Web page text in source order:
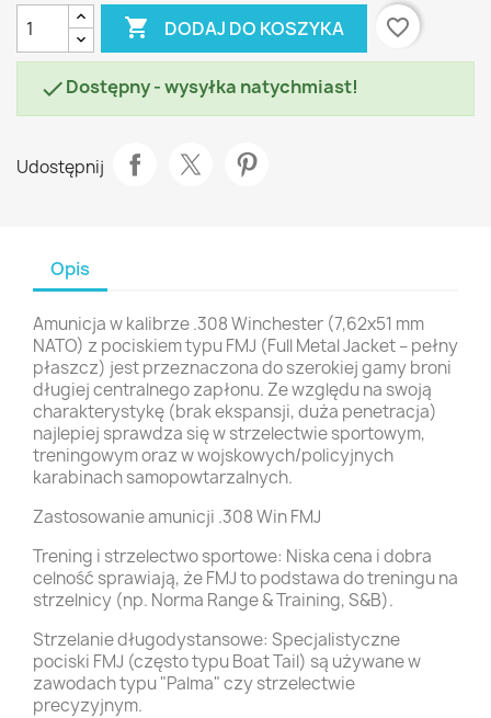
 DODAJ DO KOSZYKA favorite_border
Dostępny - wysyłka natychmiast!
Udostępnij
Opis
Amunicja w kalibrze .308 Winchester (7,62x51 mm
NATO) z pociskiem typu FMJ (Full Metal Jacket – pełny
płaszcz) jest przeznaczona do szerokiej gamy broni
długiej centralnego zapłonu. Ze względu na swoją
charakterystykę (brak ekspansji, duża penetracja)
najlepiej sprawdza się w strzelectwie sportowym,
treningowym oraz w wojskowych/policyjnych
karabinach samopowtarzalnych.
Zastosowanie amunicji .308 Win FMJ
Trening i strzelectwo sportowe: Niska cena i dobra
celność sprawiają, że FMJ to podstawa do treningu na
strzelnicy (np. Norma Range & Training, S&B).
Strzelanie długodystansowe: Specjalistyczne
pociski FMJ (często typu Boat Tail) są używane w
zawodach typu "Palma" czy strzelectwie
precyzyjnym.